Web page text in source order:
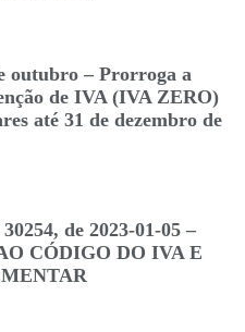
outubro – Prorroga a
de IVA (IVA ZERO)
até 31 de dezembro de
de 2023-01-05 –
CÓDIGO DO IVA E